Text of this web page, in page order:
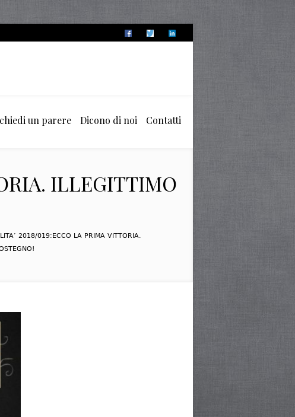
un parere Dicono di noi Contatti
ILLEGITTIMO
2018/019:ECCO LA PRIMA VITTORIA.